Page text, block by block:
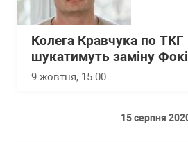
Колега Кравчука по ТКГ
шукатимуть заміну
9 жовтня, 15:00
15 серпня